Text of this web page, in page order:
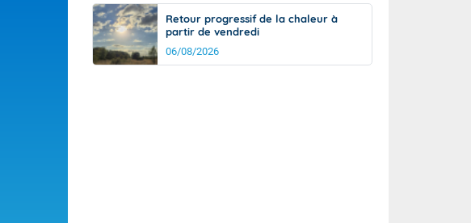
Retour progressif de la chaleur à
partir de vendredi
06/08/2026